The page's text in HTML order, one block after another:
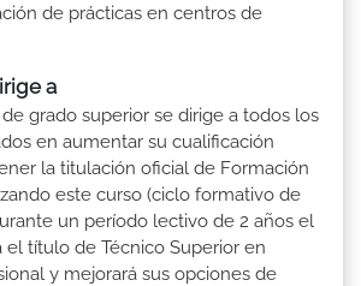
de prácticas en centros de
a
grado superior se dirige a todos los
en aumentar su cualificación
la titulación oficial de Formación
este curso (ciclo formativo de
un período lectivo de 2 años el
título de Técnico Superior en
y mejorará sus opciones de